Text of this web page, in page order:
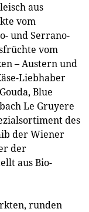
aus
vom
und Serrano-
vom
– Austern und
Liebhaber
Blue
Le Gruyere
des
der Wiener
der
aus Bio-
runden